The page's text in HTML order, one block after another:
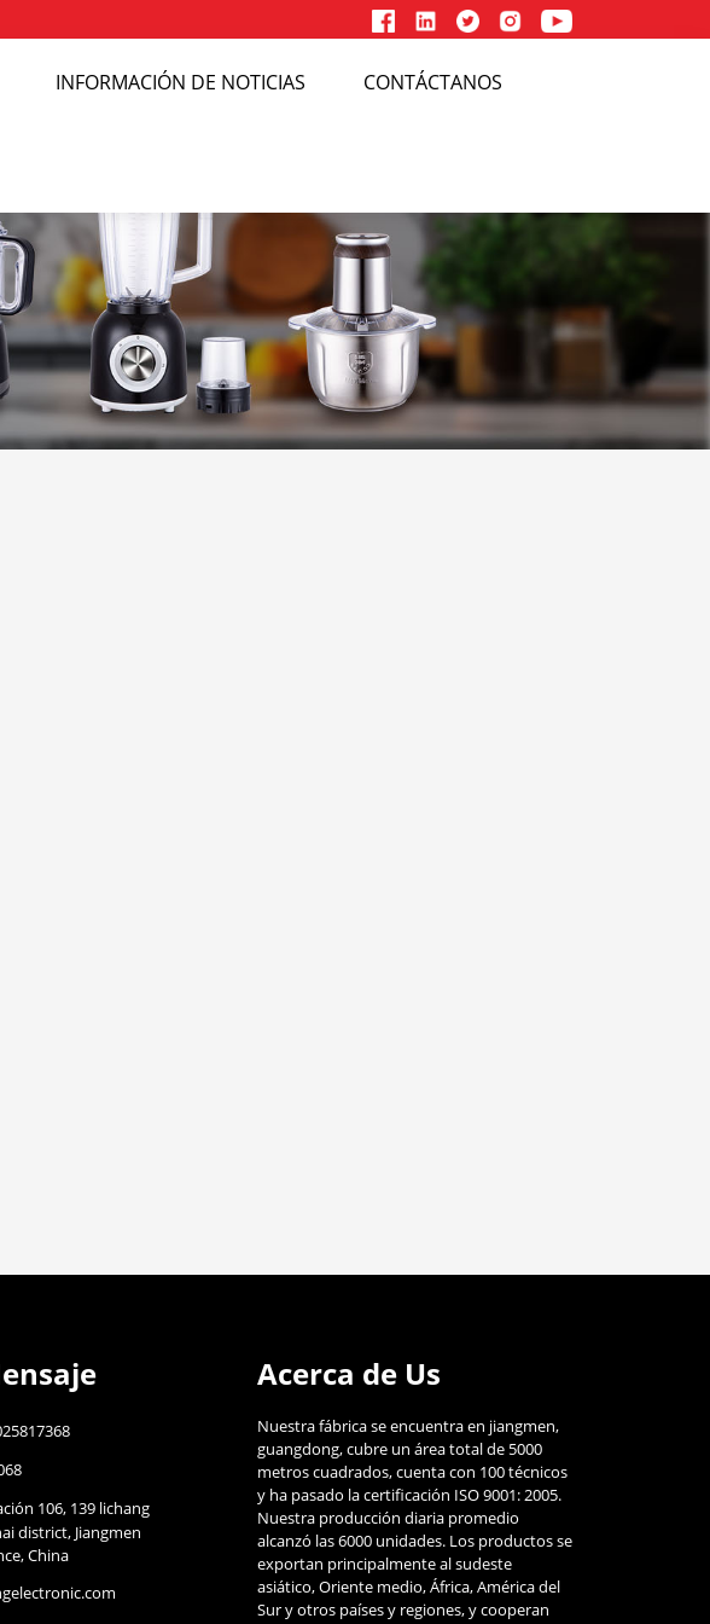
INFORMACIÓN DE NOTICIAS CONTÁCTANOS
106, 139 lichang
district, Jiangmen
China
Acerca de Us
Nuestra fábrica se encuentra en jiangmen,
guangdong, cubre un área total de 5000
metros cuadrados, cuenta con 100 técnicos
y ha pasado la certificación ISO 9001: 2005.
Nuestra producción diaria promedio
alcanzó las 6000 unidades. Los productos se
exportan principalmente al sudeste
asiático, Oriente medio, África, América del
Sur y otros países y regiones, y cooperan